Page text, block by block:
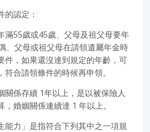
的認定：
滿55歲或45歲、父母及祖父母要年
、父母或祖父母在請領遺屬年金時
件，如果還沒達到規定的年齡，可
合請領條件的時候再申領。
關係存續 1年以上，是以被保險人
婚姻關係連續達 1 年以上。
能力」是指符合下列其中之一項規